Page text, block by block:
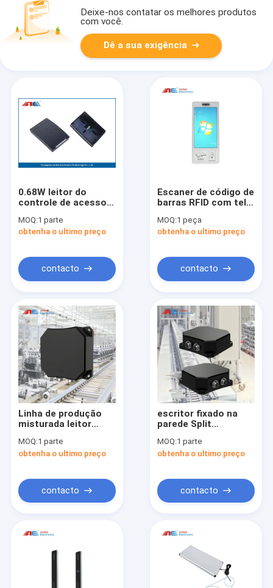
Deixe-nos contatar os melhores produtos
com você.
Dê a sua exigência
0.68W leitor do
controle de acesso
Time Attendance da
montagem RFID da
MOQ:1 parte
obtenha o ultimo preço
contacto
Escaner de código de
barras RFID com tela
Montado na parede
Quiosque para
livros
MOQ:1 peça
obtenha o ultimo preço
contacto
Linha de produção
misturada leitor
fluxo do automóvel
For Part
processo RFID
MOQ:1 parte
obtenha o ultimo preço
contacto
escritor fixado na
parede Split
leitor de cartão de
13.56mhz RF da
MOQ:1 parte
obtenha o ultimo preço
contacto